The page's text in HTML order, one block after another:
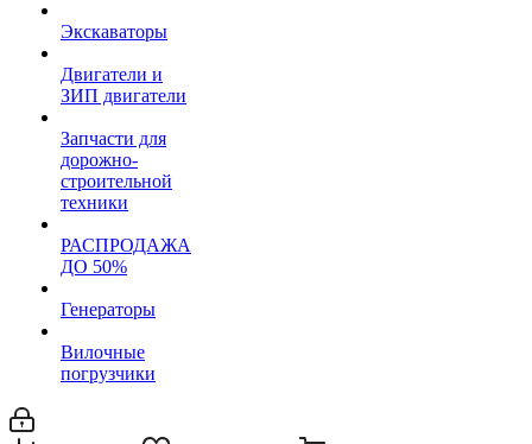
Экскаваторы
Двигатели и
ЗИП двигатели
Запчасти для
дорожно-
строительной
техники
РАСПРОДАЖА
ДО 50%
Генераторы
Вилочные
погрузчики